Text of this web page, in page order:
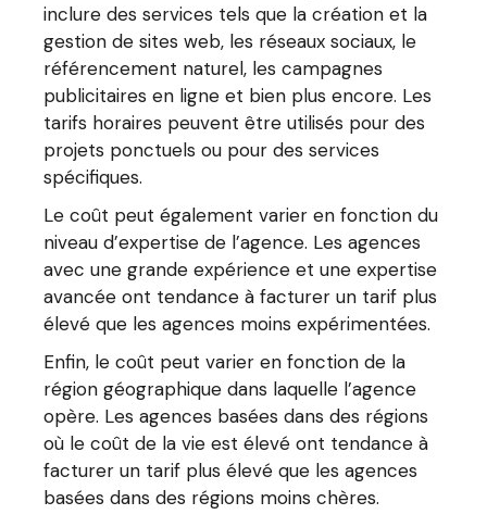
inclure des services tels que la création et la
gestion de sites web, les réseaux sociaux, le
référencement naturel, les campagnes
publicitaires en ligne et bien plus encore. Les
tarifs horaires peuvent être utilisés pour des
projets ponctuels ou pour des services
spécifiques.
Le coût peut également varier en fonction du
niveau d’expertise de l’agence. Les agences
avec une grande expérience et une expertise
avancée ont tendance à facturer un tarif plus
élevé que les agences moins expérimentées.
Enfin, le coût peut varier en fonction de la
région géographique dans laquelle l’agence
opère. Les agences basées dans des régions
où le coût de la vie est élevé ont tendance à
facturer un tarif plus élevé que les agences
basées dans des régions moins chères.